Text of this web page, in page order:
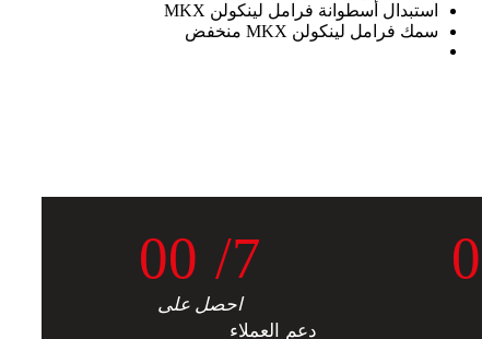
استبدال أسطوانة فرامل لينكولن MKX
سمك فرامل لينكولن MKX منخفض
0
00 /7
احصل على
دعم العملاء